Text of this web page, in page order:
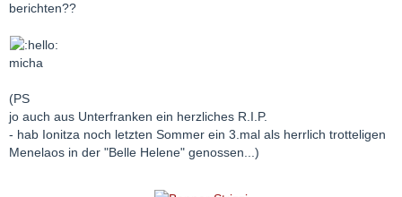
berichten??
micha
(PS
jo auch aus Unterfranken ein herzliches R.I.P.
- hab Ionitza noch letzten Sommer ein 3.mal als herrlich trotteligen
Menelaos in der "Belle Helene" genossen...)